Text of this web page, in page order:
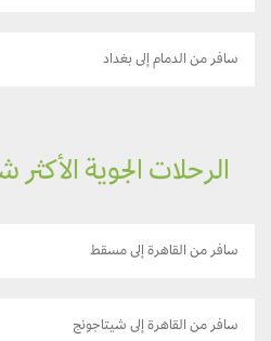
سافر من الدمام إلى بغداد
الرحلات الجوية الأكثر
سافر من القاهرة إلى مسقط
سافر من القاهرة إلى شيتاجونج